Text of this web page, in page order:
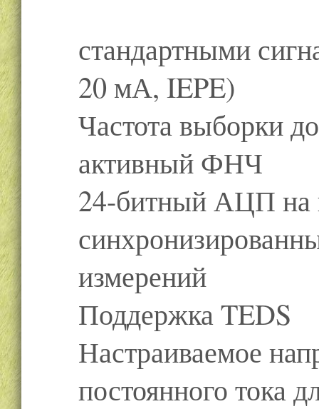
стандартными
20 мА, IEPE)
Частота выборки
активный ФНЧ
24-битный АЦП на
измерений
Поддержка TEDS
Настраиваемое
постоянного тока